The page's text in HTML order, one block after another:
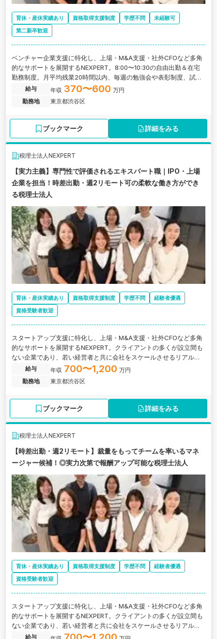
育休・産休実績あり 資格取得支援制度 学歴不問
未経験可
第二新卒歓迎
ベンチャー企業支援に特化し、上場・M&A支援・社外CFOなど多角
的なサポートを展開するNEXPERT。8:00〜10:30の自由出勤＆在宅
勤務制度。月平均残業20時間以内、毎週の勉強会や表彰制度、試験
休暇制度など成長支援も充実し、働きやすさと専門性向上を両立で
きます。
給与 年収 370〜600 万円
勤務地
東京都渋谷区
ブックマーク 詳細をみる
税理士法人NEXPERT
【実力主義】専門性で評価されるエキスパート職｜IPO・上場
企業を担当！時差出勤・週2リモート可の柔軟な働き方ができ
る税理士法人
育休・産休実績あり 資格取得支援制度 学歴不問
経験者優遇
資格受験者歓迎
スタートアップ支援に特化し、上場・M&A支援・社外CFOなど多角
的なサポートを展開するNEXPERT。クライアントの多くが設立間も
ない企業であり、若い経営者と共に会社をスケールさせるリアルな
プロセスに携われます。
給与 年収 700〜1,200 万円
勤務地
東京都渋谷区
ブックマーク 詳細をみる
税理士法人NEXPERT
【時差出勤・週2リモート】裁量をもってチームを率いるマネ
ージャー候補！◎実力次第で報酬アップ可能な税理士法人
育休・産休実績あり 資格取得支援制度 学歴不問
経験者優遇
資格受験者歓迎
スタートアップ支援に特化し、上場・M&A支援・社外CFOなど多角
的なサポートを展開するNEXPERT。クライアントの多くが設立間も
ない企業であり、若い経営者と共に会社をスケールさせるリアルな
プロセスに携われます。
給与